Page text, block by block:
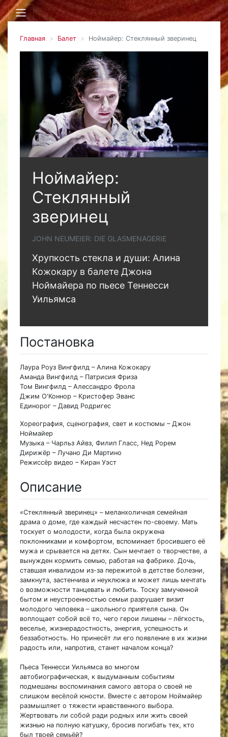
Главная Балет Ноймайер: Стеклянный зверинец
Ноймайер:
Стеклянный
зверинец
JOHN NEUMEIER: DIE GLASMENAGERIE
Хрупкость стекла и души: Алина
Кожокару в балете Джона
Ноймайера по пьесе Теннесси
Уильямса
Постановка
Лаура Роуз Вингфилд – Алина Кожокару
Аманда Вингфилд – Патрисия Фриза
Том Вингфилд – Алессандро Фрола
Джим О'Коннор – Кристофер Эванс
Единорог – Давид Родригес
Хореография, сценография, свет и костюмы – Джон
Ноймайер
Музыка – Чарльз Айвз, Филип Гласс, Нед Рорем
Дирижёр – Лучано Ди Мартино
Режиссёр видео – Киран Уэст
Описание
«Стеклянный зверинец» – меланхоличная семейная
драма о доме, где каждый несчастен по-своему. Мать
тоскует о молодости, когда была окружена
поклонниками и комфортом, вспоминает бросившего её
мужа и срывается на детях. Сын мечтает о творчестве, а
вынужден кормить семью, работая на фабрике. Дочь,
ставшая инвалидом из-за пережитой в детстве болезни,
замкнута, застенчива и неуклюжа и может лишь мечтать
о возможности танцевать и любить. Тоску замученной
бытом и неустроенностью семьи разрушает визит
молодого человека – школьного приятеля сына. Он
воплощает собой всё то, чего герои лишены – лёгкость,
веселье, жизнерадостность, энергия, успешность и
беззаботность. Но принесёт ли его появление в их жизни
радость или, напротив, станет началом конца?
Пьеса Теннесси Уильямса во многом
автобиографическая, к выдуманным событиям
подмешаны воспоминания самого автора о своей не
слишком весёлой юности. Вместе с автором Ноймайер
размышляет о тяжести нравственного выбора.
Жертвовать ли собой ради родных или жить своей
жизнью на полную катушку, бросив погибать тех, кто
был твоей семьёй?